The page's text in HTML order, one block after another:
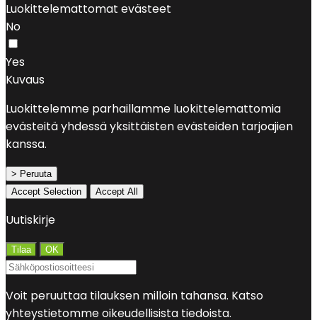
Luokittelemattomat evästeet
No
Yes
Kuvaus
Luokittelemme parhaillamme luokittelemattomia
evästeitä yhdessä yksittäisten evästeiden tarjoajien
kanssa.
> Peruuta
Accept Selection
Accept All
Uutiskirje
Voit peruuttaa tilauksen milloin tahansa. Katso
yhteystietomme oikeudellisista tiedoista.